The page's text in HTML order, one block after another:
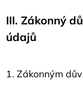
III. Zákonný
údajů
1. Zákonným